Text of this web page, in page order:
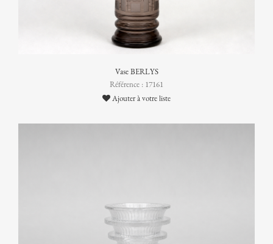
Vase BERLYS
Référence : 17161
Ajouter à votre liste